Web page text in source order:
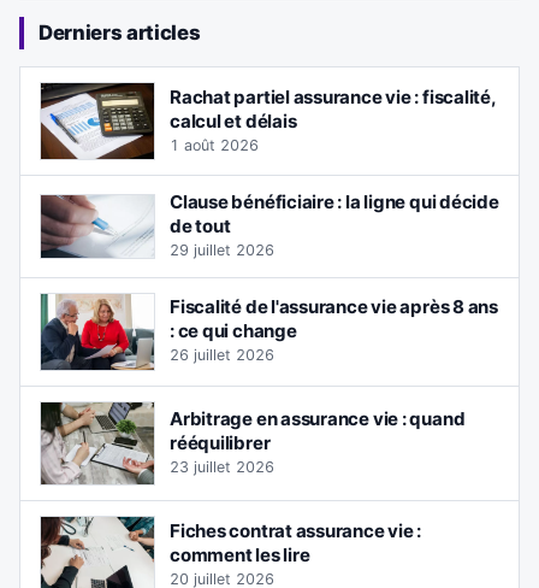
Derniers articles
Rachat partiel assurance vie : fiscalité,
calcul et délais
1 août 2026
Clause bénéficiaire : la ligne qui décide
de tout
29 juillet 2026
Fiscalité de l'assurance vie après 8 ans
: ce qui change
26 juillet 2026
Arbitrage en assurance vie : quand
rééquilibrer
23 juillet 2026
Fiches contrat assurance vie :
comment les lire
20 juillet 2026